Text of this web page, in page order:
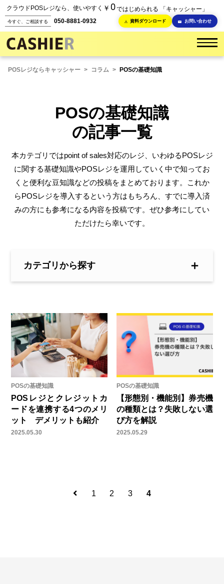
クラウドPOSレジなら、使いやすく ￥ 0ではじめられる 「キャッシャー」
今すぐ、ご相談する 050-8881-0932 資料ダウンロード お問い合わせ
POSレジならキャッシャー > コラム > POSの基礎知識
POSの基礎知識
の記事一覧
本カテゴリではpoint of sales対応のレジ、いわゆるPOSレジ
に関する基礎知識やPOSレジを運用していく中で知ってお
くと便利な豆知識などの投稿をまとめております。これか
らPOSレジを導入するという方はもちろん、すでに導入済
みの方にも参考になる内容を投稿です。ぜひ参考にしてい
ただけたら幸いです。
カテゴリから探す ＋
POSの基礎知識
POSレジとクレジットカ
ードを連携する4つのメリ
ット デメリットも紹介
2025.05.30
POSの基礎知識
【形態別・機能別】券売機
の種類とは？失敗しない選
び方を解説
2025.05.29
1 2 3 4